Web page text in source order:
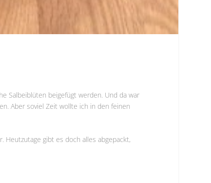
Salbeiblüten beigefügt werden. Und da war
Aber soviel Zeit wollte ich in den feinen
Heutzutage gibt es doch alles abgepackt,